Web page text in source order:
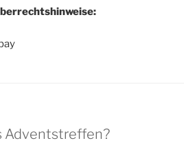
Adventstreffen?